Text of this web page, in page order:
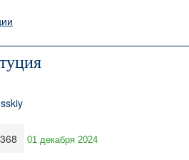
01 декабря 2024